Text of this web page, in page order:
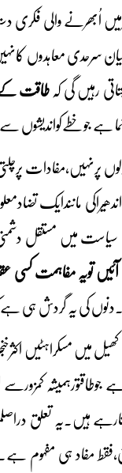
اُبھرنے والی فکری
معاہدوں
رہیں گی کہطاقت کے
ہے جوخطےکواندیشوں
پرنہیں،مفادات
اندھیراکی مانندایک
میں مستقل
تویہ مفاہمت کسی
کی یہ گردش
مسکراہٹیں
کمزورسے
ہیں۔یہ تعلق
مفاد ہی مفہوم ہے۔